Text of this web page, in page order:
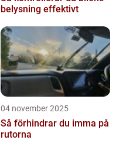
belysning effektivt
04 november 2025
Så förhindrar du imma på
rutorna